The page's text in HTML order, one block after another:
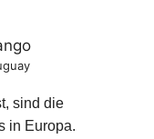
sind die
in Europa.